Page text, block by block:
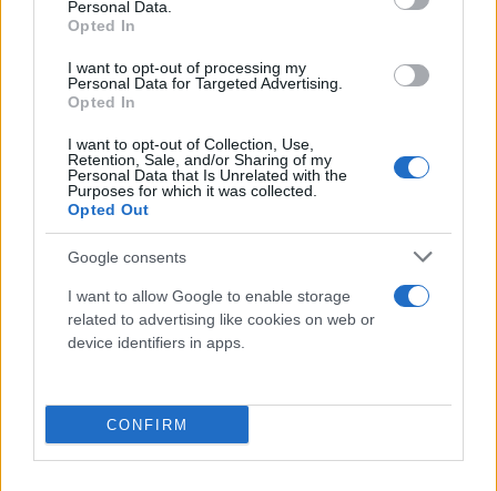
Personal Data.
Opted In
I want to opt-out of processing my
Personal Data for Targeted Advertising.
Opted In
I want to opt-out of Collection, Use,
Retention, Sale, and/or Sharing of my
Personal Data that Is Unrelated with the
Purposes for which it was collected.
Opted Out
Google consents
I want to allow Google to enable storage
related to advertising like cookies on web or
device identifiers in apps.
CONFIRM
FLASH FOCUS